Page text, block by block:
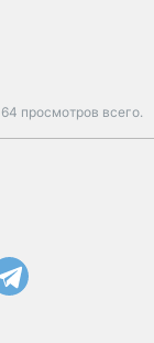
64 просмотров всего.